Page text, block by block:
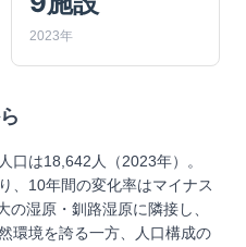
2023年
口は18,642人（2023年）。
、10年間の変化率はマイナス
湿原・釧路湿原に隣接し、
環境を誇る一方、人口構成の